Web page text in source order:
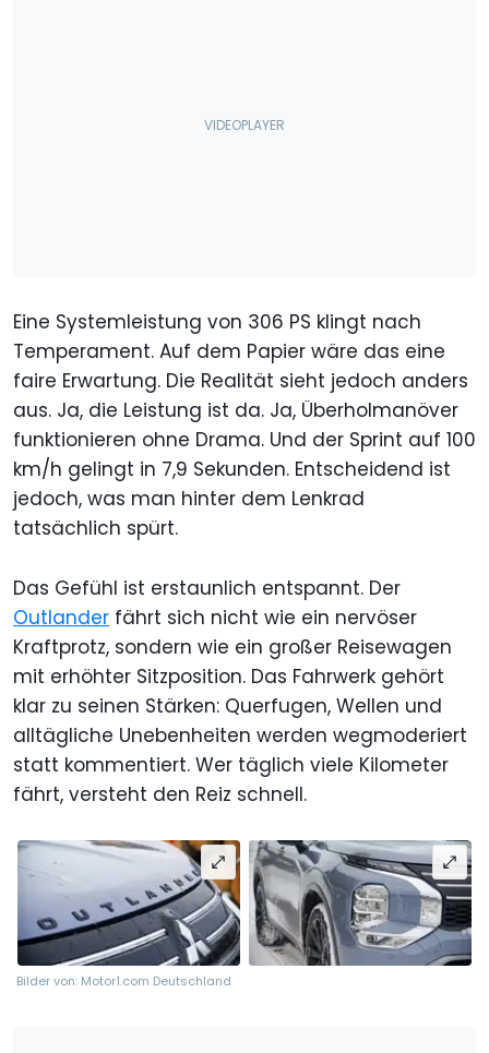
Eine Systemleistung von 306 PS klingt nach
Temperament. Auf dem Papier wäre das eine
faire Erwartung. Die Realität sieht jedoch anders
aus. Ja, die Leistung ist da. Ja, Überholmanöver
funktionieren ohne Drama. Und der Sprint auf 100
km/h gelingt in 7,9 Sekunden. Entscheidend ist
jedoch, was man hinter dem Lenkrad
tatsächlich spürt.
Das Gefühl ist erstaunlich entspannt. Der
Outlander fährt sich nicht wie ein nervöser
Kraftprotz, sondern wie ein großer Reisewagen
mit erhöhter Sitzposition. Das Fahrwerk gehört
klar zu seinen Stärken: Querfugen, Wellen und
alltägliche Unebenheiten werden wegmoderiert
statt kommentiert. Wer täglich viele Kilometer
fährt, versteht den Reiz schnell.
Bilder von: Motor1.com Deutschland